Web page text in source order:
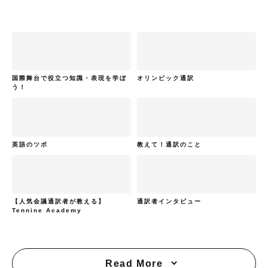
国際舞台で役立つ知識・表現を学ぼ
う！
オリンピック通訳
英語のツボ 教えて！通訳のこと
【人気会議通訳者が教える】
Tennine Academy
通訳者インタビュー
Read More